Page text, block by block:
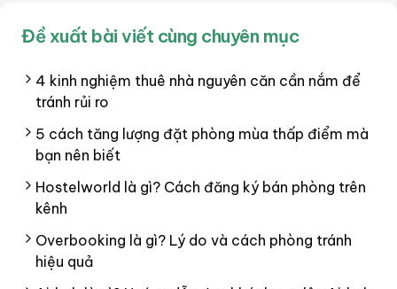
Đề xuất bài viết cùng chuyên mục
4 kinh nghiệm thuê nhà nguyên căn cần nắm để
tránh rủi ro
5 cách tăng lượng đặt phòng mùa thấp điểm mà
bạn nên biết
Hostelworld là gì? Cách đăng ký bán phòng trên
kênh
Overbooking là gì? Lý do và cách phòng tránh
hiệu quả